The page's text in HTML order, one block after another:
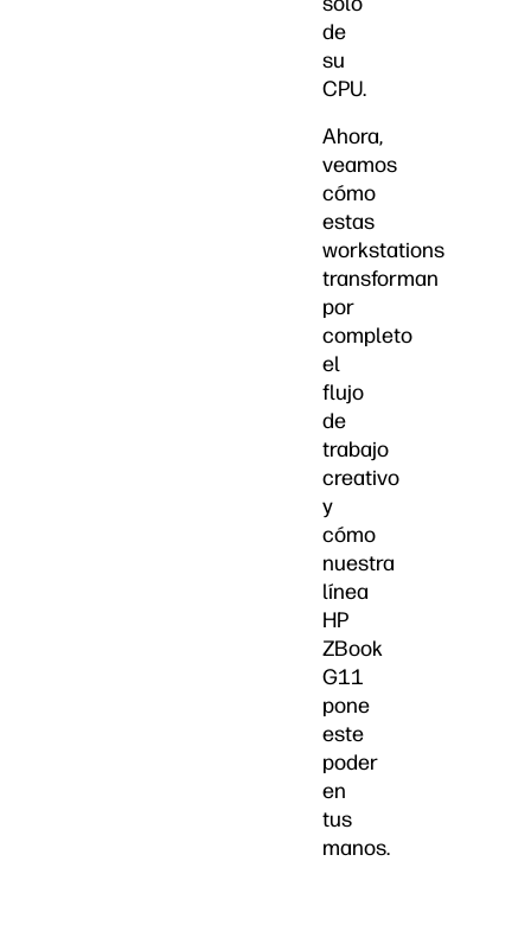
de
su
CPU.
Ahora,
veamos
cómo
estas
workstations
transforman
por
completo
el
flujo
de
trabajo
creativo
y
cómo
nuestra
línea
HP
ZBook
G11
pone
este
poder
en
tus
manos.